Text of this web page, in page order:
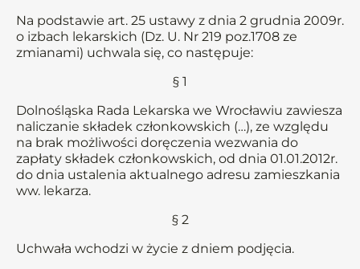
Na podstawie art. 25 ustawy z dnia 2 grudnia 2009r.
o izbach lekarskich (Dz. U. Nr 219 poz.1708 ze
zmianami) uchwala się, co następuje:
§ 1
Dolnośląska Rada Lekarska we Wrocławiu zawiesza
naliczanie składek członkowskich (…), ze względu
na brak możliwości doręczenia wezwania do
zapłaty składek członkowskich, od dnia 01.01.2012r.
do dnia ustalenia aktualnego adresu zamieszkania
ww. lekarza.
§ 2
Uchwała wchodzi w życie z dniem podjęcia.